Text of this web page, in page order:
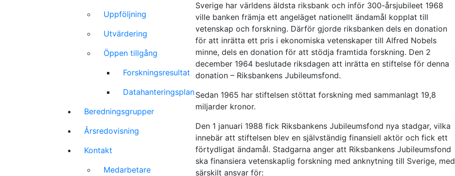
Uppföljning
Utvärdering
Öppen tillgång
Forskningsresultat
Datahanteringsplan
Beredningsgrupper
Årsredovisning
Kontakt
Medarbetare
Sverige har världens äldsta riksbank och inför 300-årsjubileet 1968
ville banken främja ett angeläget nationellt ändamål kopplat till
vetenskap och forskning. Därför gjorde riksbanken dels en donation
för att inrätta ett pris i ekonomiska vetenskaper till Alfred Nobels
minne, dels en donation för att stödja framtida forskning. Den 2
december 1964 beslutade riksdagen att inrätta en stiftelse för denna
donation – Riksbankens Jubileumsfond.
Sedan 1965 har stiftelsen stöttat forskning med sammanlagt 19,8
miljarder kronor.
Den 1 januari 1988 fick Riksbankens Jubileumsfond nya stadgar, vilka
innebär att stiftelsen blev en självständig finansiell aktör och fick ett
förtydligat ändamål. Stadgarna anger att Riksbankens Jubileumsfond
ska finansiera vetenskaplig forskning med anknytning till Sverige, med
särskilt ansvar för: